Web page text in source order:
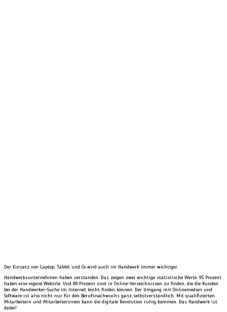
Der Einsatz von Laptop, Tablet und Co wird auch im Handwerk immer wichtiger.
Handwerksunternehmen haben verstanden. Das zeigen zwei wichtige statistische Werte: 95 Prozent
haben eine eigene Website. Und 89 Prozent sind in Online-Verzeichnissen zu finden, die die Kunden
bei der Handwerker-Suche im Internet leicht finden können. Der Umgang mit Onlinemedien und
Software ist also nicht nur für den Berufsnachwuchs ganz selbstverständlich. Mit qualifizierten
Mitarbeitern und Mitarbeiterinnen kann die digitale Revolution ruhig kommen. Das Handwerk ist
dabei!